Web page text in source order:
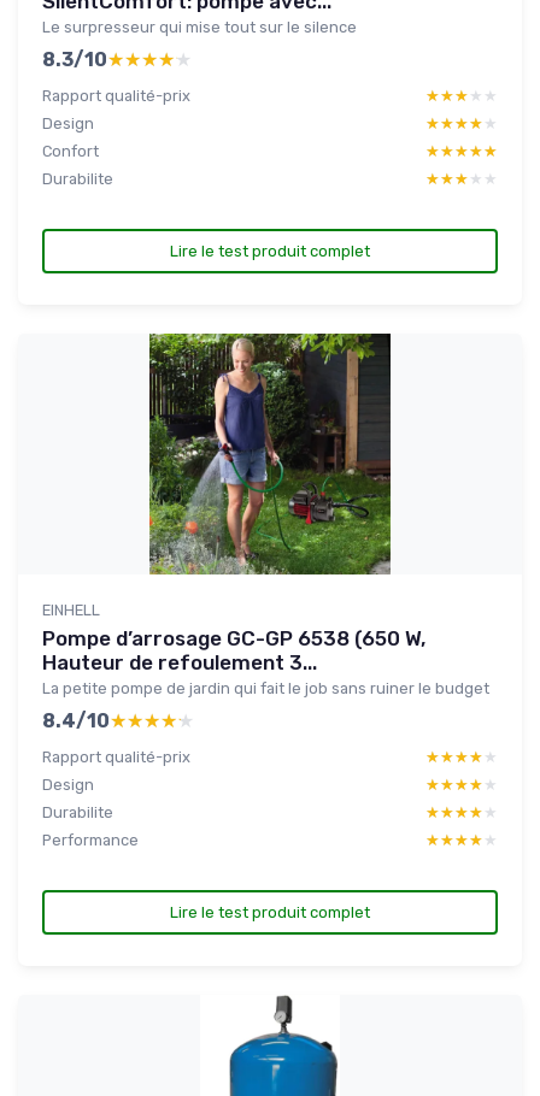
Le surpresseur qui mise tout sur le silence
8.3/10★★★★★
★★★★★
Rapport qualité-prix ★★★★★
★★★★★
Design
★★★★★
★★★★★
Confort
★★★★★
★★★★★
Durabilite
★★★★★
★★★★★
Lire le test produit complet
EINHELL
Pompe d’arrosage GC-GP 6538 (650 W,
Hauteur de refoulement 3...
La petite pompe de jardin qui fait le job sans ruiner le budget
8.4/10★★★★★
★★★★★
Rapport qualité-prix ★★★★★
★★★★★
Design
★★★★★
★★★★★
Durabilite
★★★★★
★★★★★
Performance
★★★★★
★★★★★
Lire le test produit complet